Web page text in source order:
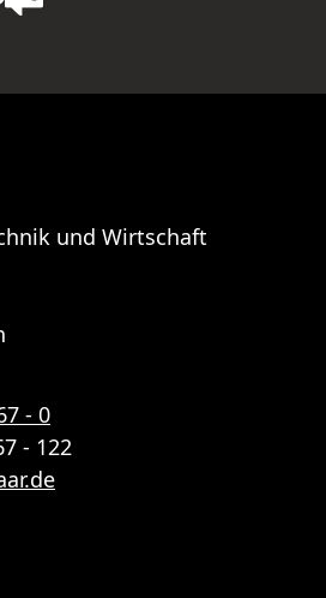
und Wirtschaft
- 0
- 122
.de